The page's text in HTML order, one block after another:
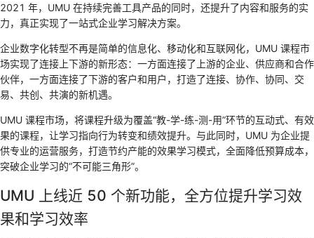
2021 年，UMU 在持续完善工具产品的同时，还提升了内容和服务的实
力，真正实现了一站式企业学习解决方案。
企业数字化转型不再是简单的信息化、移动化和互联网化，UMU 课程市
场实现了连接上下游的新形态：一方面连接了上游的企业、供应商和合作
伙伴，一方面连接了下游的客户和用户，打造了连接、协作、协同、交
易、共创、共演的新机遇。
UMU 课程市场，将课程升级为覆盖“教-学-练-测-用”环节的互动式、有效
果的课程，让学习指向行为转变和绩效提升。与此同时，UMU 为企业提
供专业的运营服务，打造节约产能的效果学习模式，全面降低预算成本，
突破企业学习的“不可能三角形”。
UMU 上线近 50 个新功能，全方位提升学习效
果和学习效率